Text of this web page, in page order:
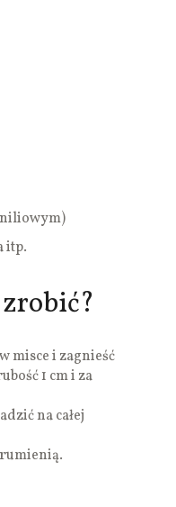
itp.
misce i zagnieść
1 cm i za
na całej